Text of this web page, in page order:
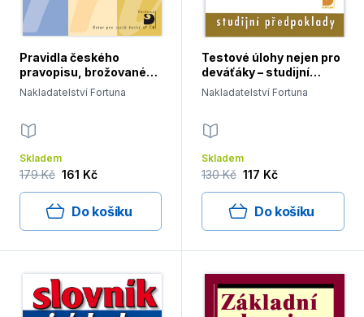
Pravidla českého
pravopisu, brožované
vydání
Nakladatelství Fortuna
Skladem
179 Kč 161 Kč
Do košíku
Testové úlohy nejen pro
deváťáky – studijní
předpoklady
Nakladatelství Fortuna
Skladem
130 Kč 117 Kč
Do košíku